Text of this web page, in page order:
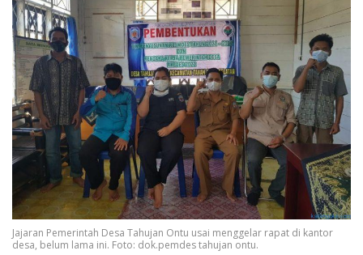
Jajaran Pemerintah Desa Tahujan Ontu usai menggelar rapat di kantor
desa, belum lama ini. Foto: dok.pemdes tahujan ontu.